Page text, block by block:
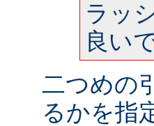
ラッ
良い
二つめの
るかを指